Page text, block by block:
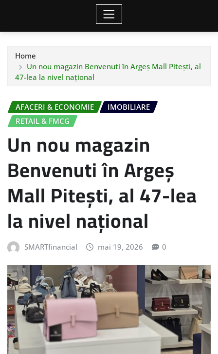
Home
Un nou magazin Benvenuti în Argeș Mall Pitești, al
47-lea la nivel național
AFACERI & ECONOMIE
IMOBILIARE
RETAIL & FMCG
Un nou magazin
Benvenuti în Argeș
Mall Pitești, al 47-lea
la nivel național
SMARTfinancial mai 19, 2026 0